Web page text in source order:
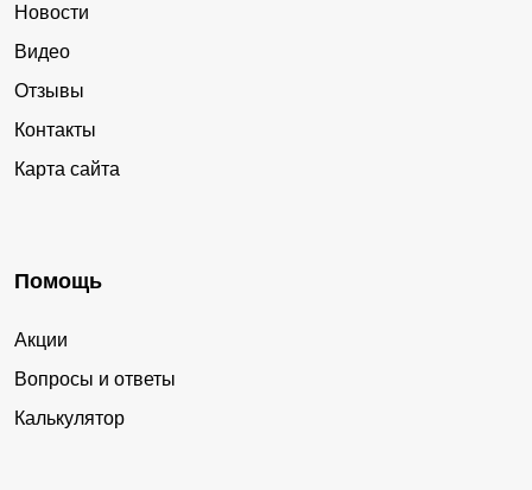
Новости
Видео
Отзывы
Контакты
Карта сайта
Помощь
Акции
Вопросы и ответы
Калькулятор